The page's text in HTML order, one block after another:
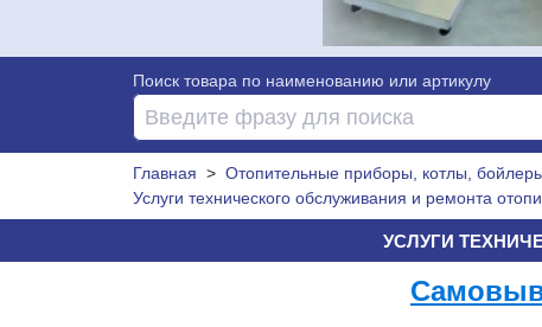
Поиск товара по наименованию или артикулу
Главная > Отопительные приборы, котлы,
Услуги технического обслуживания и ремонта
УСЛУГИ